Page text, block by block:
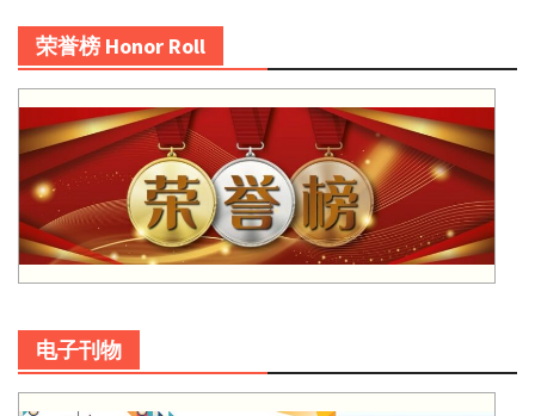
荣誉榜 Honor Roll
电子刊物